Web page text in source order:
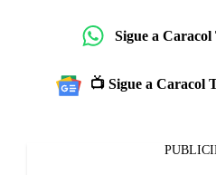
Sigue a
📺 Sigue a Caracol